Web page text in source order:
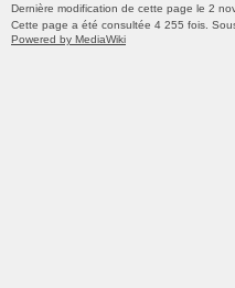
Dernière modification de cette page le 2
Cette page a été consultée 4 255 fois.
Powered by MediaWiki